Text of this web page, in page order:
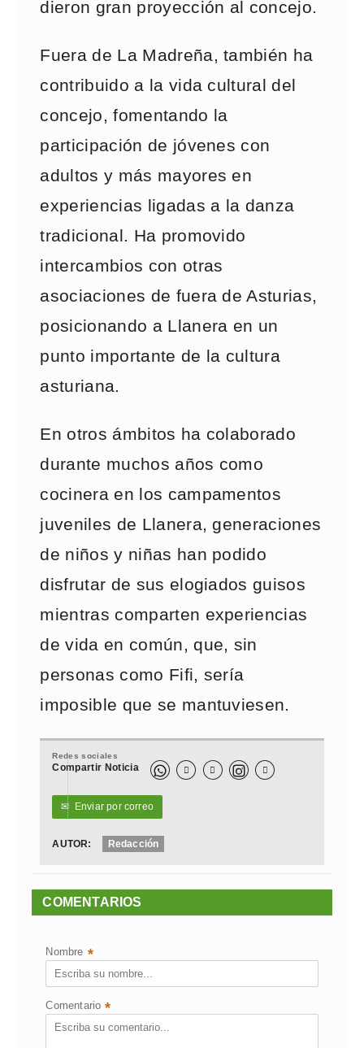
dieron gran proyección al concejo.
Fuera de La Madreña, también ha
contribuido a la vida cultural del
concejo, fomentando la
participación de jóvenes con
adultos y más mayores en
experiencias ligadas a la danza
tradicional. Ha promovido
intercambios con otras
asociaciones de fuera de Asturias,
posicionando a Llanera en un
punto importante de la cultura
asturiana.
En otros ámbitos ha colaborado
durante muchos años como
cocinera en los campamentos
juveniles de Llanera, generaciones
de niños y niñas han podido
disfrutar de sus elogiados guisos
mientras comparten experiencias
de vida en común, que, sin
personas como Fifi, sería
imposible que se mantuviesen.
Redes sociales
Compartir Noticia   
✉ Enviar por correo
AUTOR: Redacción
COMENTARIOS
Nombre *
Comentario *